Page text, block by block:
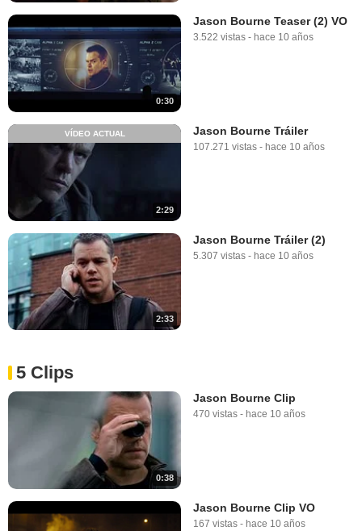
0:30
Jason Bourne Teaser (2) VO
3.522 vistas - hace 10 años
2:29
VÍDEO ACTUAL Jason Bourne Tráiler
107.271 vistas - hace 10 años
2:33
Jason Bourne Tráiler (2)
5.307 vistas - hace 10 años
5 Clips
0:38
Jason Bourne Clip
470 vistas - hace 10 años
Jason Bourne Clip VO
167 vistas - hace 10 años